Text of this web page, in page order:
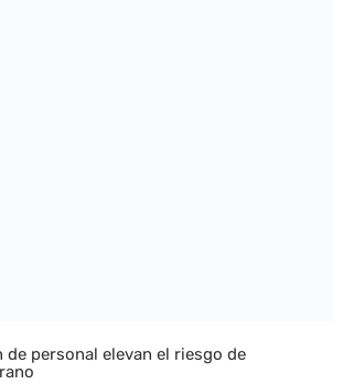
de personal elevan el riesgo de